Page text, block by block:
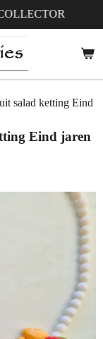
salad ketting Eind
Eind jaren